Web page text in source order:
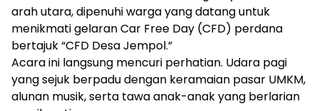
arah utara, dipenuhi warga yang datang untuk
menikmati gelaran Car Free Day (CFD) perdana
bertajuk “CFD Desa Jempol.”
Acara ini langsung mencuri perhatian. Udara pagi
yang sejuk berpadu dengan keramaian pasar UMKM,
alunan musik, serta tawa anak-anak yang berlarian